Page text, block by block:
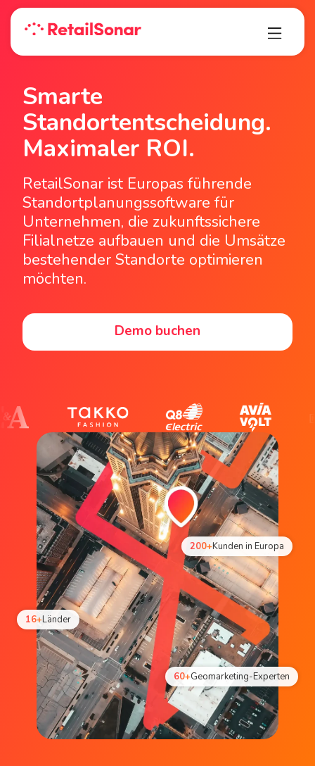
Smarte
Standortentscheidung­.
Maximaler ROI.
RetailSonar ist Europas führende
Standortplanungssoftware für
Unternehmen, die zukunftssichere
Filialnetze aufbauen und die Umsätze
bestehender Standorte optimieren
möchten.
Demo buchen
200+Kunden in Europa
16+Länder
60+Geomarketing-Experten